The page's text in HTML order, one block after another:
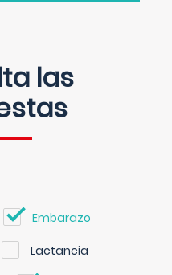
las
Embarazo
Lactancia